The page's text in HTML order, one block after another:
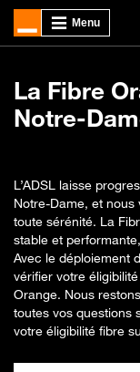
La Fibre
Notre-
L’ADSL laisse
Notre-Dame, et
toute sérénité. La
stable et
Avec le déploiement
vérifier votre
Orange. Nous
toutes vos questions
votre éligibilité fibre